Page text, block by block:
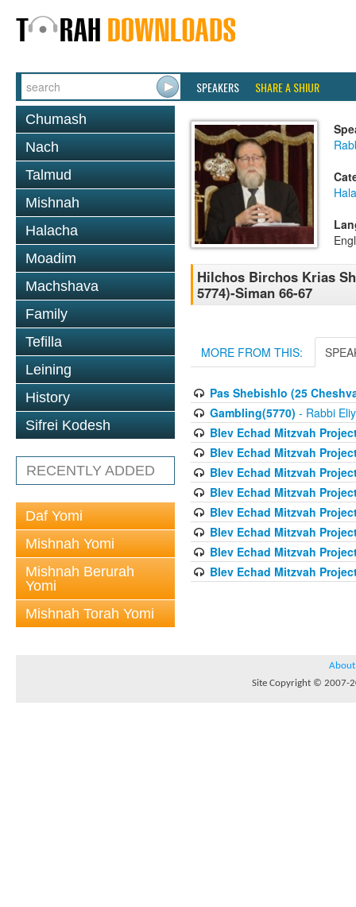
SPEAKERS SHARE A SHIUR
Chumash
Nach
Talmud
Mishnah
Halacha
Moadim
Machshava
Family
Tefilla
Leining
History
Sifrei Kodesh
RECENTLY ADDED
Daf Yomi
Mishnah Yomi
Mishnah Berurah
Yomi
Mishnah Torah Yomi
Hilchos Birchos Krias
5774)-Siman 66-67
MORE FROM THIS:
Pas Shebishlo (25
Gambling(5770) - Rabbi
Blev Echad Mitzvah
Blev Echad Mitzvah
Blev Echad Mitzvah
Blev Echad Mitzvah
Blev Echad Mitzvah
Blev Echad Mitzvah
Blev Echad Mitzvah
Blev Echad Mitzvah
About
Site Copyright © 2007-